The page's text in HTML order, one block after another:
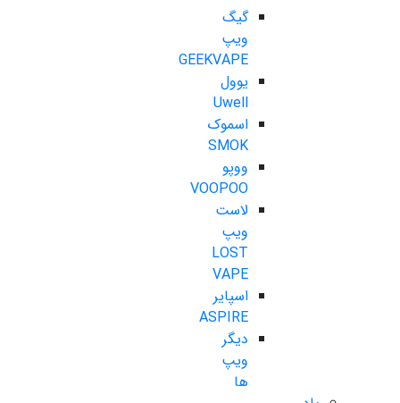
گیگ
ویپ
GEEKVAPE
یوول
Uwell
اسموک
SMOK
ووپو
VOOPOO
لاست
ویپ
LOST
VAPE
اسپایر
ASPIRE
دیگر
ویپ
ها